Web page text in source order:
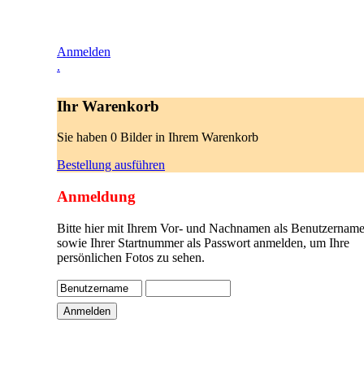
Anmelden
.
Ihr Warenkorb
Sie haben 0 Bilder in Ihrem Warenkorb
Bestellung ausführen
Anmeldung
Bitte hier mit Ihrem Vor- und Nachnamen als
sowie Ihrer Startnummer als Passwort anmelden, um Ihre
persönlichen Fotos zu sehen.